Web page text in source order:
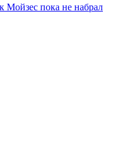
Мойзес пока не набрал